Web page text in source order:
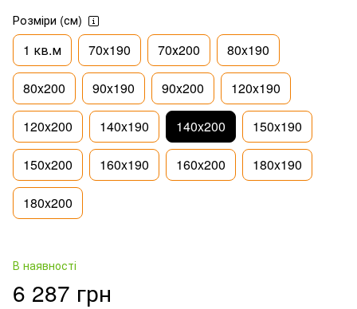
Розміри (см)
1 кв.м 70x190 70х200 80x190
80x200 90x190 90x200 120x190
120x200 140x190 140x200 150x190
150x200 160x190 160x200 180x190
180x200
В наявності
6 287 грн